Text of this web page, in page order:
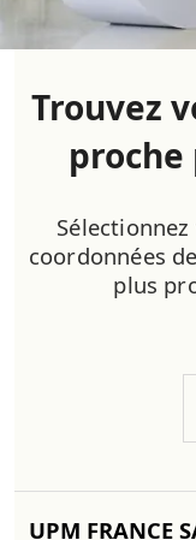
Trouvez
proche
coordonnées
plus
UPM FRANCE